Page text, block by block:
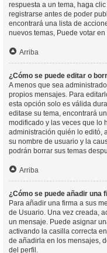
respuesta a un tema, haga
registrarse antes de poder
encontrará una lista de
nuevos temas, Puede votar
Arriba
¿Cómo se puede editar o
A menos que sea
propios mensajes. Para
esta opción solo es válida
editase su tema, encontrará
modificado y las veces que lo
administración quién lo editó,
su nombre de usuario y la
podrán borrar sus temas
Arriba
¿Cómo se puede añadir una
Para añadir una firma a sus
de Usuario. Una vez creada,
un mensaje. Puede asignar
activando la casilla correcta
de añadirla en los mensajes,
del perfil.